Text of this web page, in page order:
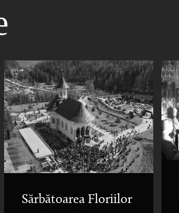
Sărbătoarea Floriilor